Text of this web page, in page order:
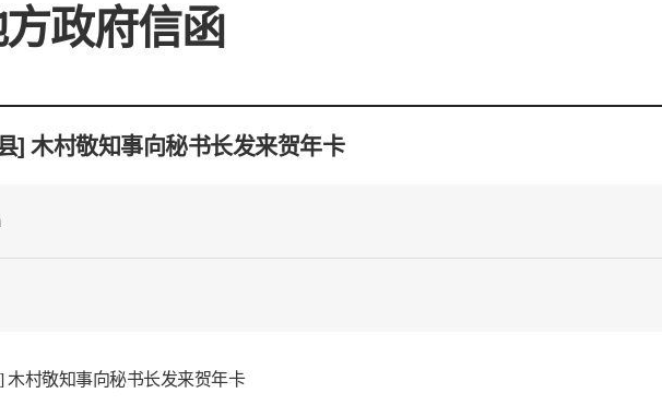
政府信函
] 木村敬知事向秘书长发来贺年卡
木村敬知事向秘书长发来贺年卡